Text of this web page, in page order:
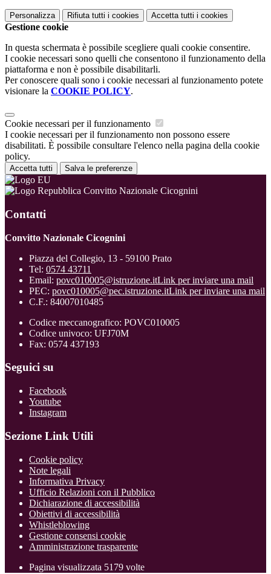
Personalizza Rifiuta tutti i cookies Accetta tutti i cookies
Gestione cookie
In questa schermata è possibile scegliere quali cookie consentire.
I cookie necessari sono quelli che consentono il funzionamento della
piattaforma e non è possibile disabilitarli.
Per conoscere quali sono i cookie necessari al funzionamento potete
visionare la COOKIE POLICY.
Cookie necessari per il funzionamento
I cookie necessari per il funzionamento non possono essere
disabilitati. È possibile consultare l'elenco nella pagina della cookie
policy.
Accetta tutti Salva le preferenze
Convitto Nazionale Cicognini
Contatti
Convitto Nazionale Cicognini
Piazza del Collegio, 13 - 59100 Prato
Tel: 0574 43711
Email: povc010005@istruzione.itLink per inviare una mail
PEC: povc010005@pec.istruzione.itLink per inviare una mail
C.F.: 84007010485
Codice meccanografico: POVC010005
Codice univoco: UFJ70M
Fax: 0574 437193
Seguici su
Facebook
Youtube
Instagram
Sezione Link Utili
Cookie policy
Note legali
Informativa Privacy
Ufficio Relazioni con il Pubblico
Dichiarazione di accessibilità
Obiettivi di accessibilità
Whistleblowing
Gestione consensi cookie
Amministrazione trasparente
Pagina visualizzata 5179 volte